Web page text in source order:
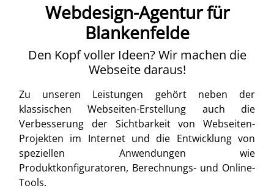
Webdesign-Agentur für
Blankenfelde
Den Kopf voller Ideen? Wir machen die
Webseite daraus!
Zu unseren Leistungen gehört neben der
klassischen Webseiten-Erstellung auch die
Verbesserung der Sichtbarkeit von Webseiten-
Projekten im Internet und die Entwicklung von
speziellen Anwendungen wie
Produktkonfiguratoren, Berechnungs- und Online-
Tools.